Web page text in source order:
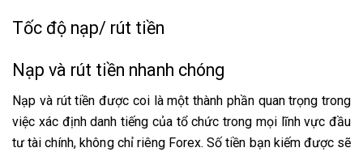
Tốc độ nạp/ rút tiền
Nạp và rút tiền nhanh chóng
Nạp và rút tiền được coi là một thành phần quan trọng trong
việc xác định danh tiếng của tổ chức trong mọi lĩnh vực đầu
tư tài chính, không chỉ riêng Forex. Số tiền bạn kiếm được sẽ